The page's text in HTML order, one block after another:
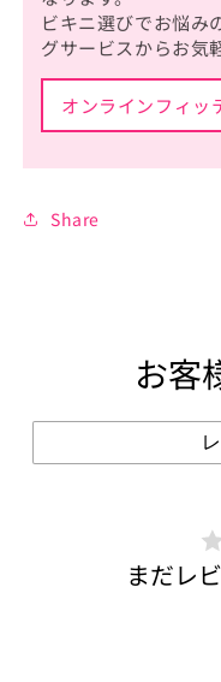
ビキニ選びでお悩み
グサービスからお気
オンラインフィッ
Share
お客
まだレ